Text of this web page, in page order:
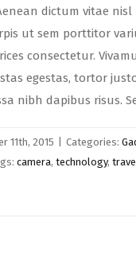
dictum vitae nisl
ut sem porttitor
consectetur.
egestas, tortor
nibh dapibus risus.
11th, 2015 Categories:
camera, technology,